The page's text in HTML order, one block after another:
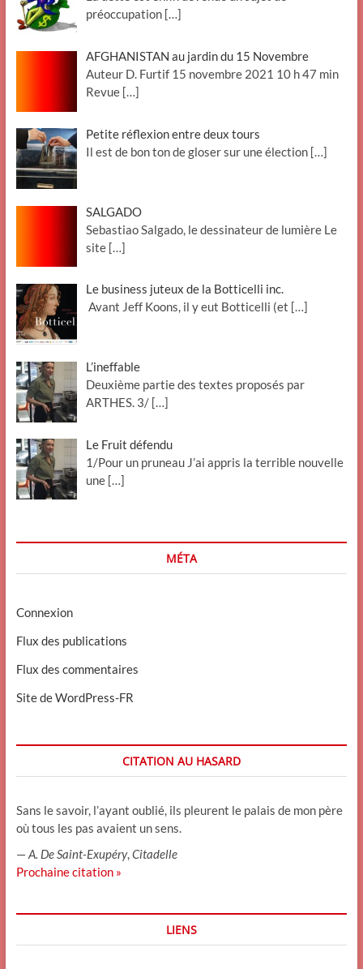
préoccupation […]
AFGHANISTAN au jardin du 15 Novembre
Auteur D. Furtif 15 novembre 2021 10 h 47 min
Revue […]
Petite réflexion entre deux tours
Il est de bon ton de gloser sur une élection […]
SALGADO
Sebastiao Salgado, le dessinateur de lumière Le
site […]
Le business juteux de la Botticelli inc.
Avant Jeff Koons, il y eut Botticelli (et […]
L’ineffable
Deuxième partie des textes proposés par
ARTHES. 3/ […]
Le Fruit défendu
1/Pour un pruneau J’ai appris la terrible nouvelle
une […]
MÉTA
Connexion
Flux des publications
Flux des commentaires
Site de WordPress-FR
CITATION AU HASARD
Sans le savoir, l’ayant oublié, ils pleurent le palais de mon père
où tous les pas avaient un sens.
—A. De Saint-Exupéry, Citadelle
Prochaine citation »
LIENS